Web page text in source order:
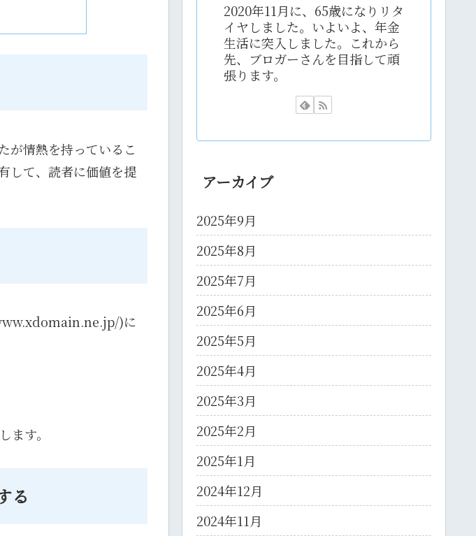
が情熱を持っているこ
して、読者に価値を提
)に
す。
る
2020年11月に、65歳になりリタ
イヤしました。いよいよ、年金
生活に突入しました。これから
先、ブロガーさんを目指して頑
張ります。
アーカイブ
2025年9月
2025年8月
2025年7月
2025年6月
2025年5月
2025年4月
2025年3月
2025年2月
2025年1月
2024年12月
2024年11月